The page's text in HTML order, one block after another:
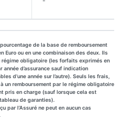
de la base de remboursement
Euro ou en une combinaison des deux. Ils
obligatoire (les forfaits exprimés en
année d’assurance sauf indication
d’une année sur l’autre). Seuls les frais,
un remboursement par le régime obligatoire
pris en charge (sauf lorsque cela est
de garanties).
par l’Assuré ne peut en aucun cas